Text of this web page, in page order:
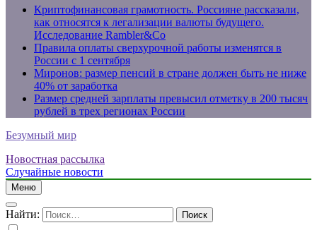
Криптофинансовая грамотность. Россияне рассказали,
как относятся к легализации валюты будущего.
Исследование Rambler&Co
Правила оплаты сверхурочной работы изменятся в
России с 1 сентября
Миронов: размер пенсий в стране должен быть не ниже
40% от заработка
Размер средней зарплаты превысил отметку в 200 тысяч
рублей в трех регионах России
Безумный мир
Новостная рассылка
Случайные новости
Меню
Найти: